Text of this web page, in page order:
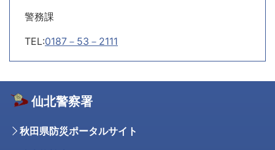
警務課
TEL:0187－53－2111
仙北警察署
秋田県防災ポータルサイト